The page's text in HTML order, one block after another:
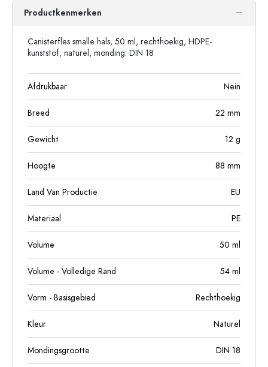
Productkenmerken
Canisterfles smalle hals, 50 ml, rechthoekig, HDPE-
kunststof, naturel, monding: DIN 18
Afdrukbaar Nein
Breed 22 mm
Gewicht 12 g
Hoogte 88 mm
Land Van Productie EU
Materiaal PE
Volume 50 ml
Volume - Volledige Rand 54 ml
Vorm - Basisgebied Rechthoekig
Kleur Naturel
Mondingsgrootte DIN 18